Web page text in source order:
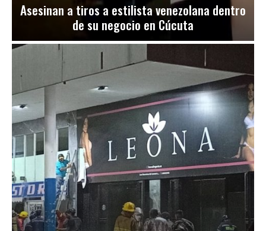
Asesinan a tiros a estilista venezolana dentro
de su negocio en Cúcuta